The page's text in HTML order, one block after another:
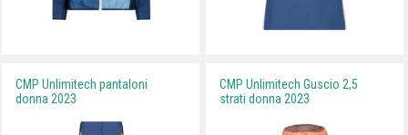
CMP Unlimitech pantaloni
donna 2023
CMP Unlimitech Guscio 2,5
strati donna 2023